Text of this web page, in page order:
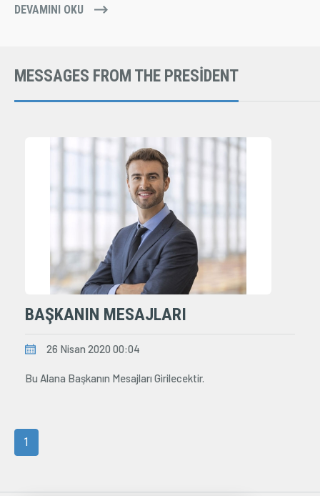
DEVAMINI OKU
MESSAGES FROM THE PRESIDENT
BAŞKANIN MESAJLARI
26 Nisan 2020 00:04
Bu Alana Başkanın Mesajları Girilecektir.
1